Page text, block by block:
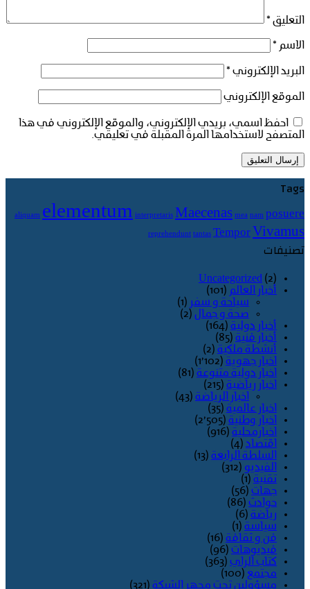
التعليق *
الاسم *
البريد الإلكتروني *
الموقع الإلكتروني
احفظ اسمي، بريدي الإلكتروني، والموقع الإلكتروني في هذا
المتصفح لاستخدامها المرة المقبلة في تعليقي.
Tags
aliquam elementum interpretaris Maecenas mea nam posuere
reprehendunt tantas Tempor Vivamus
تصنيفات
Uncategorized (2)
أخبار العالم (101)
سياحة و سفر (1)
صحة و جمال (2)
أخبار دولية (164)
أخبار فنية (85)
أنشطة ملكية (2)
اخبار جهوية (1٬102)
اخبار دولية متنوعة (81)
اخبار رياضية (215)
اخبار الرياضة (43)
اخبار عالمية (35)
اخبار وطنية (2٬505)
اخبارمحلية (916)
اقتصاد (4)
السلطة الرابعة (13)
الفيديو (312)
تقنية (1)
جهات (56)
حوادث (86)
رياضة (6)
سياسة (1)
فن و ثقافة (16)
فيديوهات (96)
كتاب الراي (363)
مجتمع (100)
مسؤولين تحت مجهر الشبكة (321)